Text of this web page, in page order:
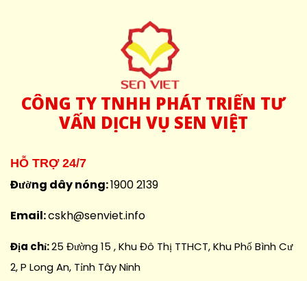
CÔNG TY TNHH PHÁT TRIỂN TƯ
VẤN DỊCH VỤ SEN VIỆT
HỖ TRỢ 24/7
Đường dây nóng:1900 2139
Email:cskh@senviet.info
Địa chỉ:25 Đường 15 , Khu Đô Thị TTHCT, Khu Phố Bình Cư
2, P Long An, Tỉnh Tây Ninh